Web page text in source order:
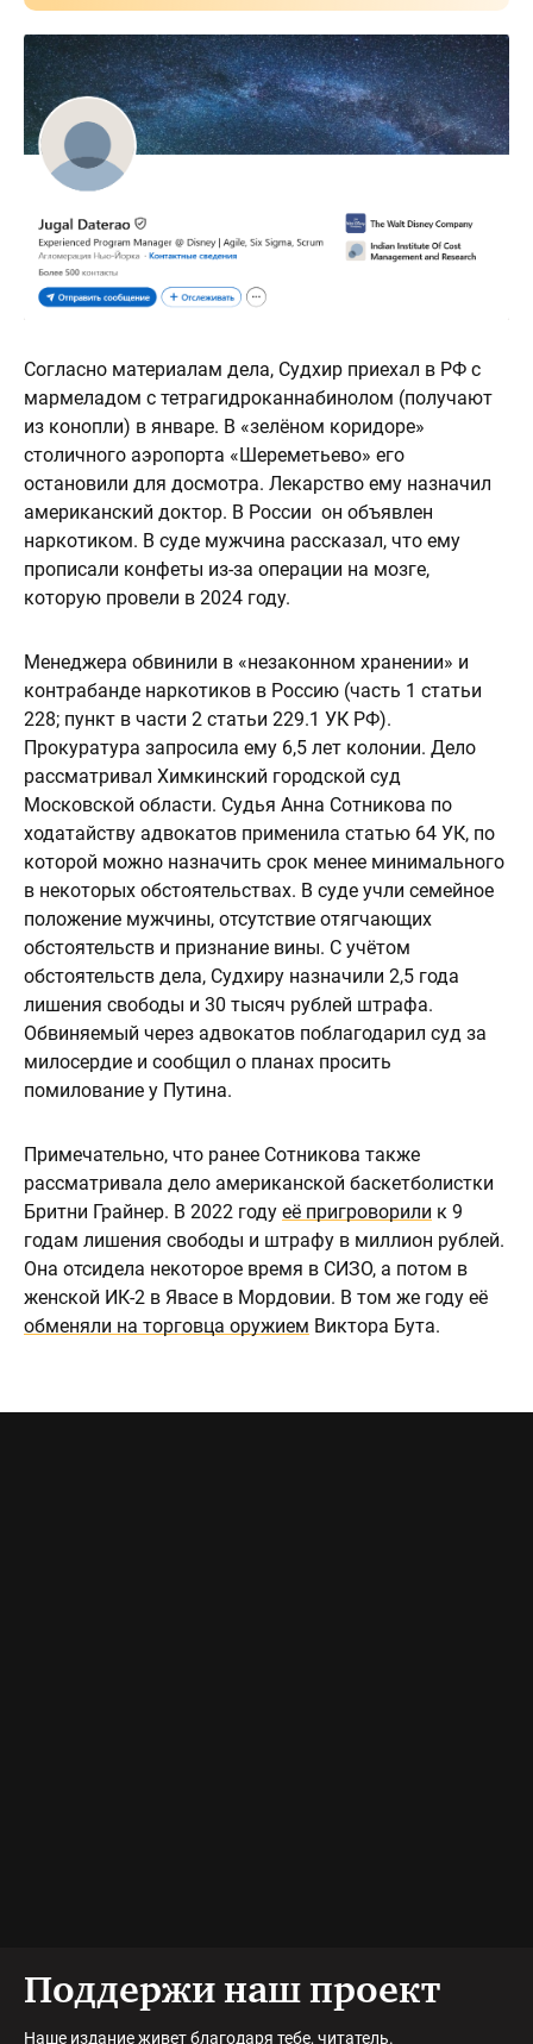
Согласно материалам дела, Судхир приехал в РФ с
мармеладом с тетрагидроканнабинолом (получают
из конопли) в январе. В «зелёном коридоре»
столичного аэропорта «Шереметьево» его
остановили для досмотра. Лекарство ему назначил
американский доктор. В России он объявлен
наркотиком. В суде мужчина рассказал, что ему
прописали конфеты из-за операции на мозге,
которую провели в 2024 году.
Менеджера обвинили в «незаконном хранении» и
контрабанде наркотиков в Россию (часть 1 статьи
228; пункт в части 2 статьи 229.1 УК РФ).
Прокуратура запросила ему 6,5 лет колонии. Дело
рассматривал Химкинский городской суд
Московской области. Судья Анна Сотникова по
ходатайству адвокатов применила статью 64 УК, по
которой можно назначить срок менее минимального
в некоторых обстоятельствах. В суде учли семейное
положение мужчины, отсутствие отягчающих
обстоятельств и признание вины. С учётом
обстоятельств дела, Судхиру назначили 2,5 года
лишения свободы и 30 тысяч рублей штрафа.
Обвиняемый через адвокатов поблагодарил суд за
милосердие и сообщил о планах просить
помилование у Путина.
Примечательно, что ранее Сотникова также
рассматривала дело американской баскетболистки
Бритни Грайнер. В 2022 году её пригроворили к 9
годам лишения свободы и штрафу в миллион рублей.
Она отсидела некоторое время в СИЗО, а потом в
женской ИК-2 в Явасе в Мордовии. В том же году её
обменяли на торговца оружием Виктора Бута.
Поддержи наш проект
Наше издание живет благодаря тебе, читатель.